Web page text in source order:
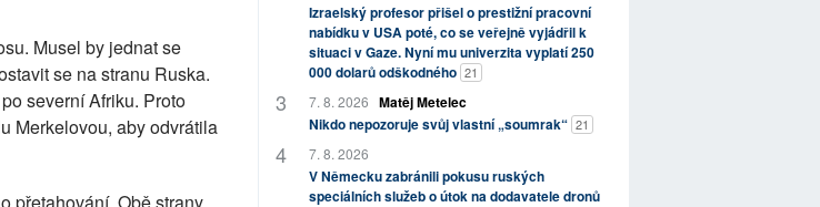
Musel by jednat se
se na stranu Ruska.
severní Afriku. Proto
Merkelovou, aby odvrátila
Izraelský profesor přišel o prestižní pracovní
nabídku v USA poté, co se veřejně vyjádřil k
situaci v Gaze. Nyní mu univerzita vyplatí 250
000 dolarů odškodného 21
7. 8. 2026 Matěj Metelec
Nikdo nepozoruje svůj vlastní „soumrak“ 21
7. 8. 2026
V Německu zabránili pokusu ruských
speciálních služeb o útok na dodavatele dronů